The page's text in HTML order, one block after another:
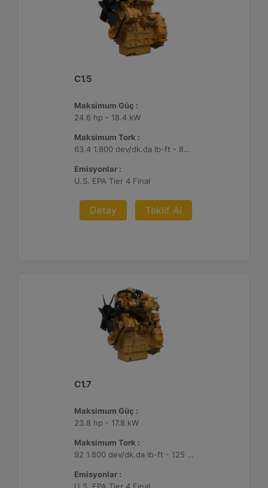
C1.5
Maksimum Güç :
24.6 hp - 18.4 kW
Maksimum Tork :
63.4 1.800 dev/dk.da lb-ft - 86 1.800 dev/dk.da Nm
Emisyonlar :
U.S. EPA Tier 4 Final
Detay Teklif Al
C1.7
Maksimum Güç :
23.8 hp - 17.8 kW
Maksimum Tork :
92 1.800 dev/dk.da lb-ft - 125 1.800 dev/dk.da Nm
Emisyonlar :